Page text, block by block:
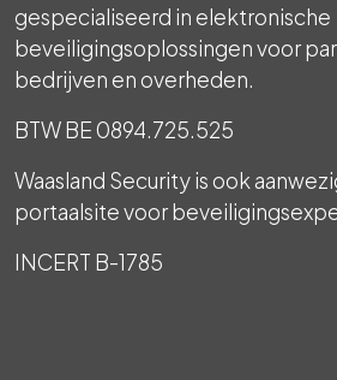
gespecialiseerd in elektronische
beveiligingsoplossingen voor
bedrijven en overheden.
BTW BE 0894.725.525
Waasland Security is ook
portaalsite voor
INCERT B-1785